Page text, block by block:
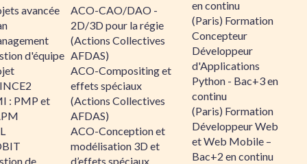
avancée
d'équipe
: PMP et
de
ACO-CAO/DAO -
2D/3D pour la régie
(Actions Collectives
AFDAS)
ACO-Compositing et
effets spéciaux
(Actions Collectives
AFDAS)
ACO-Conception et
modélisation 3D et
d’effets spéciaux
en continu
(Paris) Formation
Concepteur
Développeur
d'Applications
Python - Bac+3 en
continu
(Paris) Formation
Développeur Web
et Web Mobile –
Bac+2 en continu